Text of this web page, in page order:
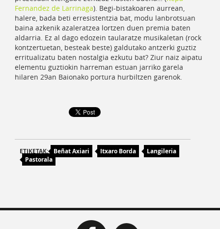
Fernandez de Larrinaga). Begi-bistakoaren aurrean,
halere, bada beti erresistentzia bat, modu lanbrotsuan
baina azkenik azaleratzea lortzen duen premia baten
aldarria. Ez al dago edozein taularatze musikaletan (rock
kontzertuetan, besteak beste) galdutako antzerki guztiz
erritualizatu baten nostalgia ezkutu bat? Ziur naiz aipatu
elementu guztiokin harreman estuan jarriko garela
hilaren 29an Baionako portura hurbiltzen garenok.
ETIKETAK: Beñat Axiari Itxaro Borda
Langileria
Pastorala